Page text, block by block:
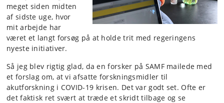
meget siden midten
af sidste uge, hvor
mit arbejde har
været et langt forsøg på at holde trit med regeringens
nyeste initiativer.
Så jeg blev rigtig glad, da en forsker på SAMF mailede med
et forslag om, at vi afsatte forskningsmidler til
akutforskning i COVID-19 krisen. Det var godt set. Ofte er
det faktisk ret svært at træde et skridt tilbage og se